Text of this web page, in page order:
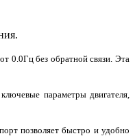
0.0Гц без обратной связи. Эта
параметры двигателя,
позволяет быстро и удобно